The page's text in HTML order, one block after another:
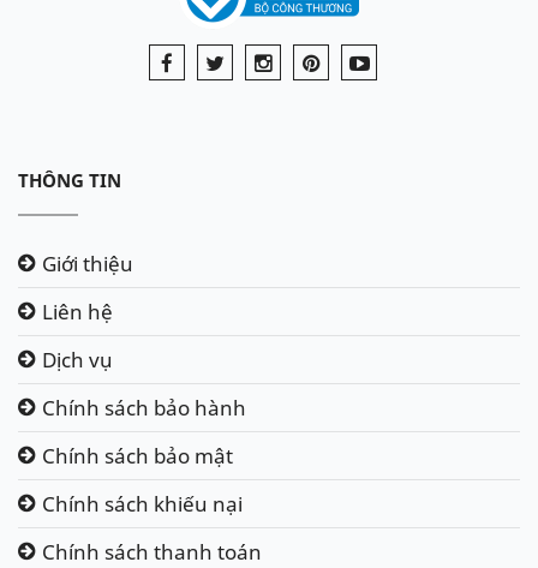
THÔNG TIN
Giới thiệu
Liên hệ
Dịch vụ
Chính sách bảo hành
Chính sách bảo mật
Chính sách khiếu nại
Chính sách thanh toán